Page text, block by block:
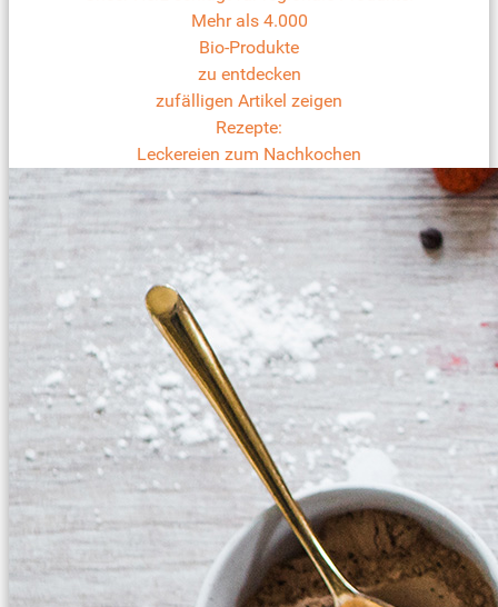
Mehr als 4.000
Bio-Produkte
zu entdecken
zufälligen Artikel zeigen
Rezepte:
Leckereien zum Nachkochen